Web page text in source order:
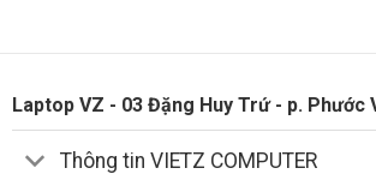
Laptop VZ - 03 Đặng Huy Trứ - p. Phước
Thông tin VIETZ COMPUTER